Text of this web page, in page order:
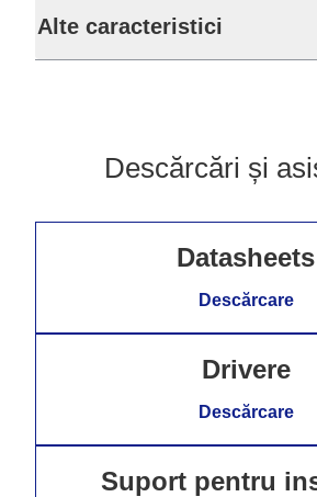
Alte caracteristici
Descărcări și
Datasheets
Descărcare
Drivere
Descărcare
Suport pentru